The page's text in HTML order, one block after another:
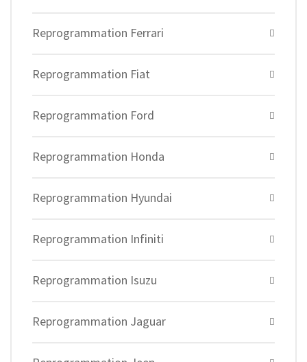
Reprogrammation Ferrari
Reprogrammation Fiat
Reprogrammation Ford
Reprogrammation Honda
Reprogrammation Hyundai
Reprogrammation Infiniti
Reprogrammation Isuzu
Reprogrammation Jaguar